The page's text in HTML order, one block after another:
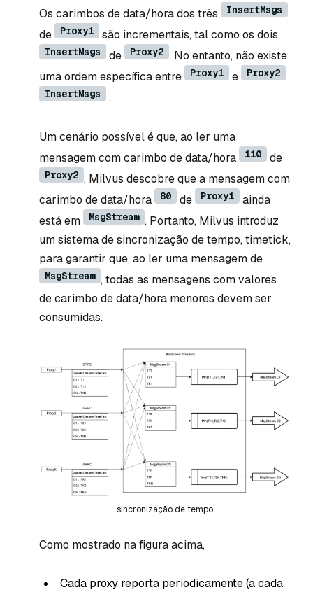
Os carimbos de data/hora dos três InsertMsgs
de Proxy1 são incrementais, tal como os dois
InsertMsgs de Proxy2 . No entanto, não existe
uma ordem específica entre
Proxy1 e
Proxy2
InsertMsgs
.
Um cenário possível é que, ao ler uma
mensagem com carimbo de data/hora
110 de
Proxy2 , Milvus descobre que a mensagem com
carimbo de data/hora
80 de Proxy1
ainda
está em
MsgStream . Portanto, Milvus introduz
um sistema de sincronização de tempo, timetick,
para garantir que, ao ler uma mensagem de
MsgStream , todas as mensagens com valores
de carimbo de data/hora menores devem ser
consumidas.
sincronização de tempo
Como mostrado na figura acima,
Cada proxy reporta periodicamente (a cada